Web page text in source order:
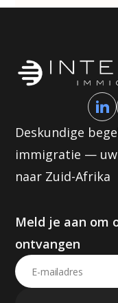
Deskundige
immigratie —
naar Zuid-Afrika
Meld je aan om
ontvangen